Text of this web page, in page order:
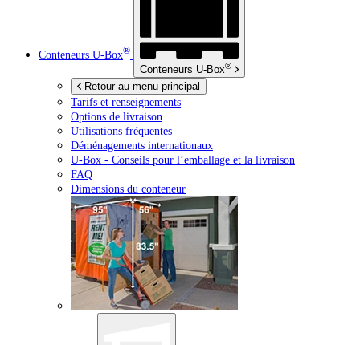
Conteneurs U-Box®
Conteneurs U-Box®
Retour au menu principal
Tarifs et renseignements
Options de livraison
Utilisations fréquentes
Déménagements internationaux
U-Box - Conseils pour l’emballage et la livraison
FAQ
Dimensions du conteneur